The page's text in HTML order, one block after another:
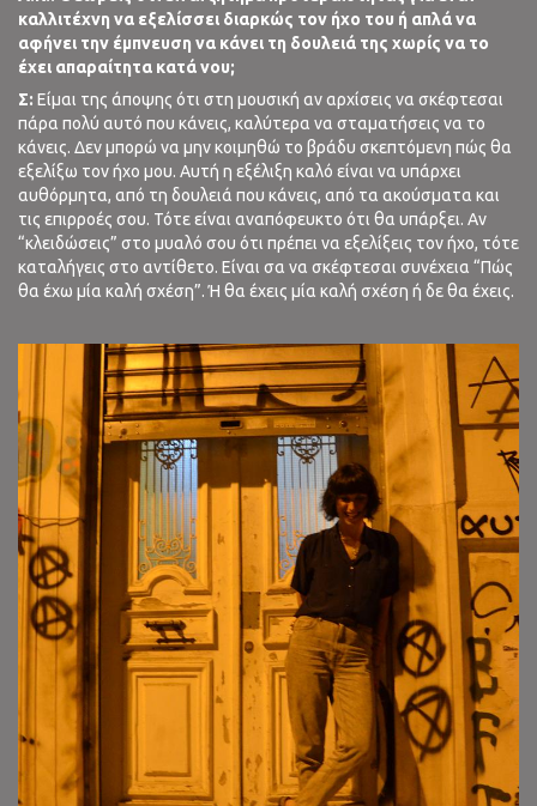
καλλιτέχνη να εξελίσσει διαρκώς τον ήχο του ή απλά να
αφήνει την έμπνευση να κάνει τη δουλειά της χωρίς να το
έχει απαραίτητα κατά νου;
Σ: Είμαι της άποψης ότι στη μουσική αν αρχίσεις να σκέφτεσαι
πάρα πολύ αυτό που κάνεις, καλύτερα να σταματήσεις να το
κάνεις. Δεν μπορώ να μην κοιμηθώ το βράδυ σκεπτόμενη πώς θα
εξελίξω τον ήχο μου. Αυτή η εξέλιξη καλό είναι να υπάρχει
αυθόρμητα, από τη δουλειά που κάνεις, από τα ακούσματα και
τις επιρροές σου. Τότε είναι αναπόφευκτο ότι θα υπάρξει. Αν
“κλειδώσεις” στο μυαλό σου ότι πρέπει να εξελίξεις τον ήχο, τότε
καταλήγεις στο αντίθετο. Είναι σα να σκέφτεσαι συνέχεια “Πώς
θα έχω μία καλή σχέση”. Ή θα έχεις μία καλή σχέση ή δε θα έχεις.